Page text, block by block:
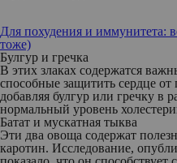
Для похудения и иммунитета:
тоже)
Булгур и гречка
В этих злаках содержатся
способные защитить сердце
добавляя булгур или гречку в
нормальный уровень
Батат и мускатная тыква
Эти два овоща содержат
каротин. Исследование,